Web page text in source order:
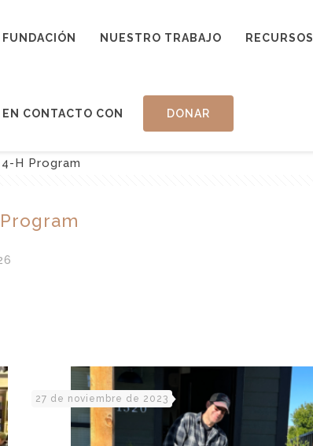
FUNDACIÓN NUESTRO TRABAJO RECURSOS
EN CONTACTO CON DONAR
H Program
27 de noviembre de 2023